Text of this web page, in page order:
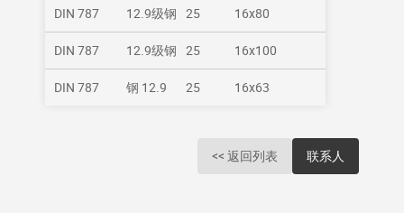
DIN 787 12.9级钢 25 16x80
DIN 787 12.9级钢 25 16x100
DIN 787 钢 12.9 25 16x63
<< 返回列表 联系人